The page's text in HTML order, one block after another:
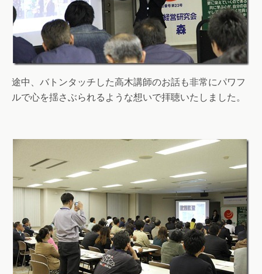
途中、バトンタッチした高木講師のお話も非常にパワフ
ルで心を揺さぶられるような想いで拝聴いたしました。